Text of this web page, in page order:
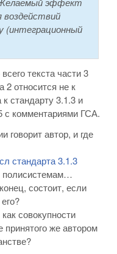
воздействий
(интеграционный
текста части 3
2 относится не к
стандарту 3.1.3 и
с комментариями ГСА.
говорит автор, и где
стандарта 3.1.3
полисистемам…
состоит, если
совокупности
же автором